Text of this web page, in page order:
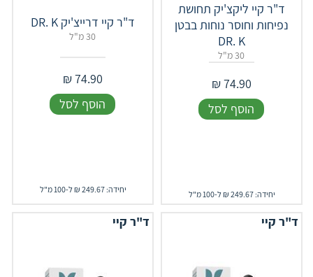
ד"ר קיי ליקצ'יק תחושת
נפיחות וחוסר נוחות בבטן
DR. K
30 מ"ל
74.90
₪
הוסף לסל
יחידה: 249.67 ₪ ל-100 מ"ל
ד"ר קיי דרייצ'יק DR. K
30 מ"ל
74.90
₪
הוסף לסל
יחידה: 249.67 ₪ ל-100 מ"ל
ד"ר קיי ד"ר קיי